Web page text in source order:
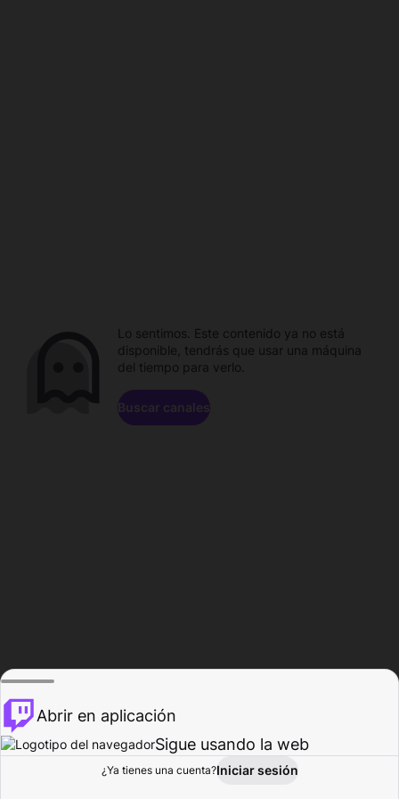
Explorar Actividad
Lo sentimos. Este contenido ya no está
disponible, tendrás que usar una máquina
del tiempo para verlo.
Buscar canales
Abrir en aplicación
Sigue usando la web
¿Ya tienes una cuenta?Iniciar sesión